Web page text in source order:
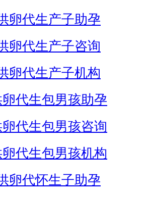
卵代生产子助孕
卵代生产子咨询
卵代生产子机构
代生包男孩助孕
代生包男孩咨询
代生包男孩机构
卵代怀生子助孕